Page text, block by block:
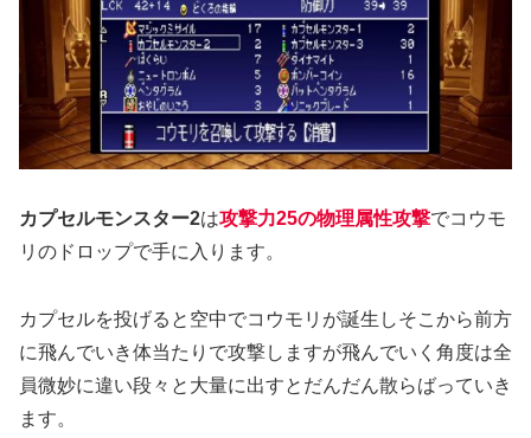
カプセルモンスター2は攻撃力25の物理属性攻撃でコウモ
リのドロップで手に入ります。
カプセルを投げると空中でコウモリが誕生しそこから前方
に飛んでいき体当たりで攻撃しますが飛んでいく角度は全
員微妙に違い段々と大量に出すとだんだん散らばっていき
ます。